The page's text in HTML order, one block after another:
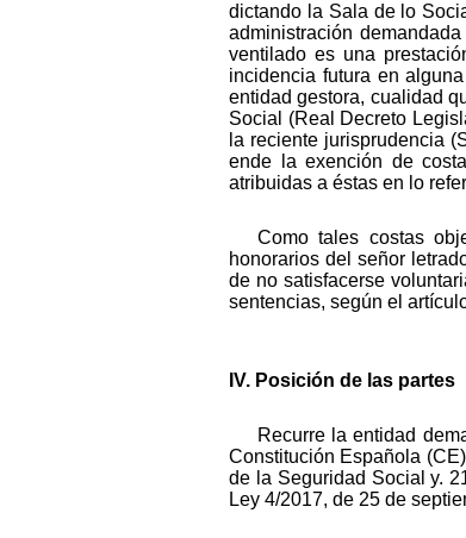
dictando la Sala de lo
administración
ventilado es una
incidencia futura en
entidad gestora, cualidad
Social (Real Decreto
la reciente jurisprudencia
ende la exención de
atribuidas a éstas en lo
Como tales costas
honorarios del señor
de no satisfacerse
sentencias, según el
IV. Posición de las partes
Recurre la entidad
Constitución Española
de la Seguridad Social y.
Ley 4/2017, de 25 de